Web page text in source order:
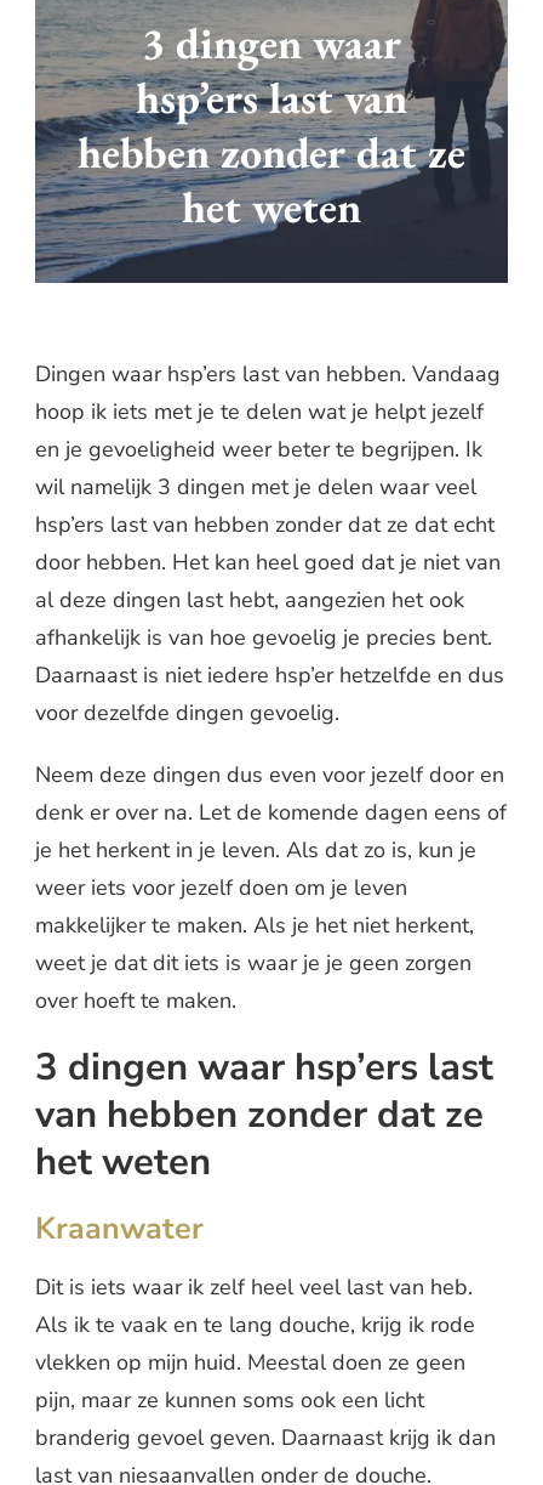
3 dingen waar
hsp’ers last van
hebben zonder dat ze
het weten
Dingen waar hsp’ers last van hebben. Vandaag
hoop ik iets met je te delen wat je helpt jezelf
en je gevoeligheid weer beter te begrijpen. Ik
wil namelijk 3 dingen met je delen waar veel
hsp’ers last van hebben zonder dat ze dat echt
door hebben. Het kan heel goed dat je niet van
al deze dingen last hebt, aangezien het ook
afhankelijk is van hoe gevoelig je precies bent.
Daarnaast is niet iedere hsp’er hetzelfde en dus
voor dezelfde dingen gevoelig.
Neem deze dingen dus even voor jezelf door en
denk er over na. Let de komende dagen eens of
je het herkent in je leven. Als dat zo is, kun je
weer iets voor jezelf doen om je leven
makkelijker te maken. Als je het niet herkent,
weet je dat dit iets is waar je je geen zorgen
over hoeft te maken.
3 dingen waar hsp’ers last
van hebben zonder dat ze
het weten
Kraanwater
Dit is iets waar ik zelf heel veel last van heb.
Als ik te vaak en te lang douche, krijg ik rode
vlekken op mijn huid. Meestal doen ze geen
pijn, maar ze kunnen soms ook een licht
branderig gevoel geven. Daarnaast krijg ik dan
last van niesaanvallen onder de douche.